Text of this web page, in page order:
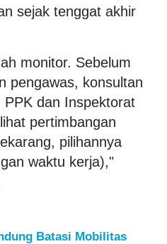
sejak tenggat akhir
monitor. Sebelum
pengawas, konsultan
dan Inspektorat
pertimbangan
pilihannya
waktu kerja),"
Batasi Mobilitas